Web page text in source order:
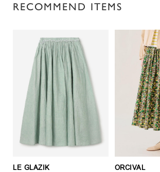
RECOMMEND ITEMS
LE GLAZIK ORCIVAL